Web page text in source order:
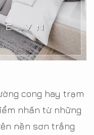
cong hay trạm
nhấn từ những
nền sơn trắng